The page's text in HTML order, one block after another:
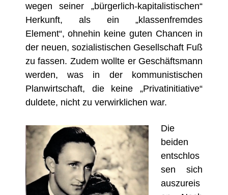
wegen seiner „bürgerlich-kapitalistischen“
Herkunft, als ein „klassenfremdes
Element“, ohnehin keine guten Chancen in
der neuen, sozialistischen Gesellschaft Fuß
zu fassen. Zudem wollte er Geschäftsmann
werden, was in der kommunistischen
Planwirtschaft, die keine „Privatinitiative“
duldete, nicht zu verwirklichen war.
Die
beiden
entschlos
sen sich
auszureis